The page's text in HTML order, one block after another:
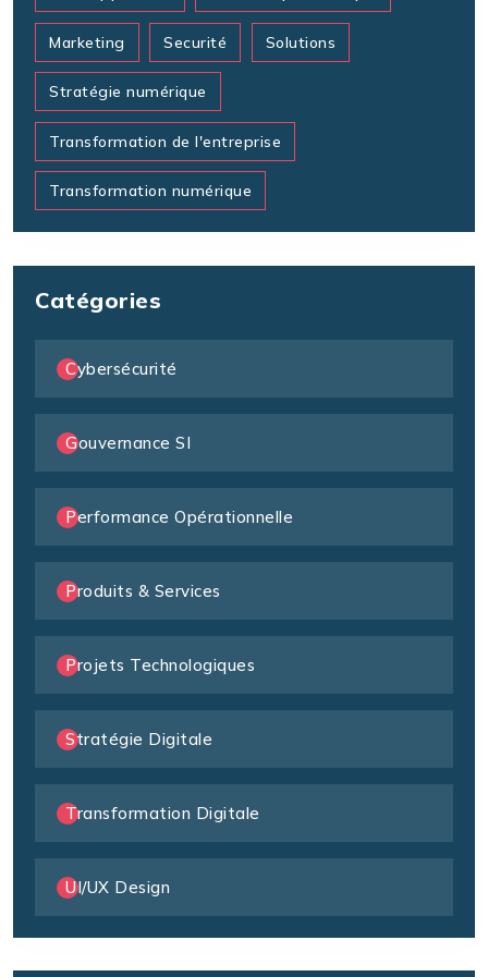
Marketing Securité Solutions
Stratégie numérique
Transformation de l'entreprise
Transformation numérique
Catégories
Cybersécurité
Gouvernance SI
Performance Opérationnelle
Produits & Services
Projets Technologiques
Stratégie Digitale
Transformation Digitale
UI/UX Design